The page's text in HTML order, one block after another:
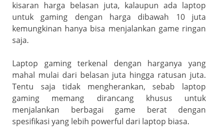
e
b
o
o
k
er e
dI
s
A
p
gr
a
l gl
e
a
ss
ro
o
m
kisaran harga belasan juta, kalaupun ada laptop
untuk gaming dengan harga dibawah 10 juta
kemungkinan hanya bisa menjalankan game ringan
saja.
Laptop gaming terkenal dengan harganya yang
mahal mulai dari belasan juta hingga ratusan juta.
Tentu saja tidak mengherankan, sebab laptop
gaming memang dirancang khusus untuk
menjalankan berbagai game berat dengan
spesifikasi yang lebih powerful dari laptop biasa.